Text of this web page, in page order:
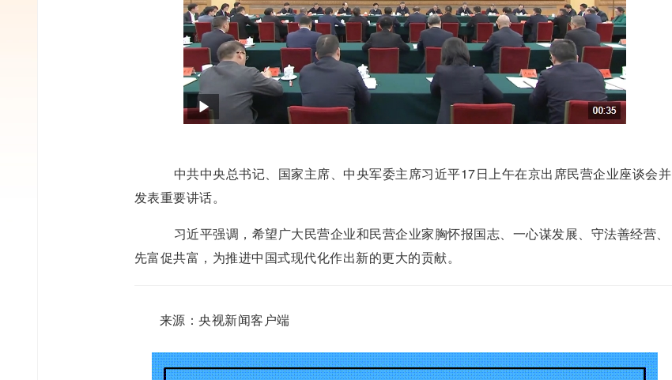
中共中央总书记、国家主席、中央军委主席习近平17日上午在京出席民营企业座谈会并
发表重要讲话。
习近平强调，希望广大民营企业和民营企业家胸怀报国志、一心谋发展、守法善经营、
先富促共富，为推进中国式现代化作出新的更大的贡献。
来源：央视新闻客户端